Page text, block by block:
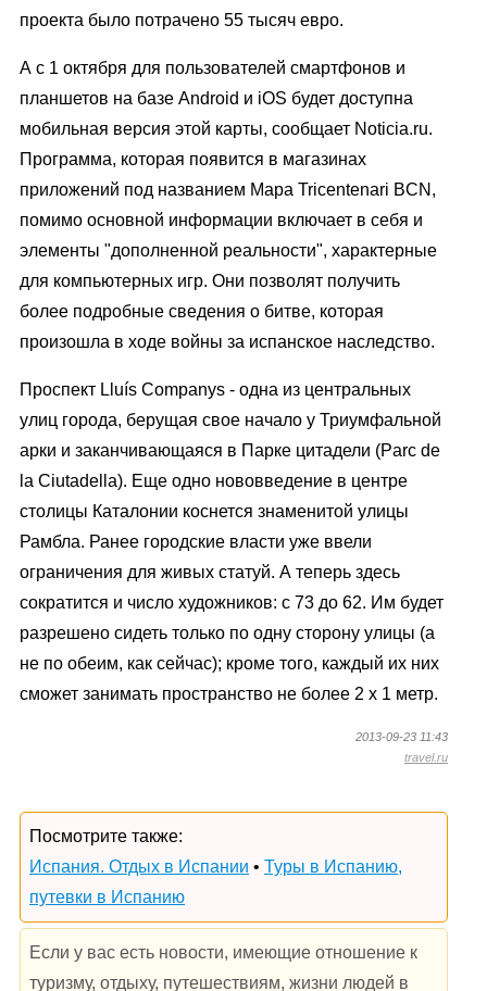
проекта было потрачено 55 тысяч евро.
А с 1 октября для пользователей смартфонов и
планшетов на базе Android и iOS будет доступна
мобильная версия этой карты, сообщает Noticia.ru.
Программа, которая появится в магазинах
приложений под названием Mapa Tricentenari BCN,
помимо основной информации включает в себя и
элементы "дополненной реальности", характерные
для компьютерных игр. Они позволят получить
более подробные сведения о битве, которая
произошла в ходе войны за испанское наследство.
Проспект Lluís Companys - одна из центральных
улиц города, берущая свое начало у Триумфальной
арки и заканчивающаяся в Парке цитадели (Parc de
la Ciutadella). Еще одно нововведение в центре
столицы Каталонии коснется знаменитой улицы
Рамбла. Ранее городские власти уже ввели
ограничения для живых статуй. А теперь здесь
сократится и число художников: с 73 до 62. Им будет
разрешено сидеть только по одну сторону улицы (а
не по обеим, как сейчас); кроме того, каждый их них
сможет занимать пространство не более 2 х 1 метр.
2013-09-23 11:43
travel.ru
Посмотрите также:
Испания. Отдых в Испании • Туры в Испанию,
путевки в Испанию
Если у вас есть новости, имеющие отношение к
туризму, отдыху, путешествиям, жизни людей в